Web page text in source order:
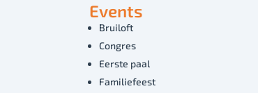
Events
Bruiloft
Congres
Eerste paal
Familiefeest